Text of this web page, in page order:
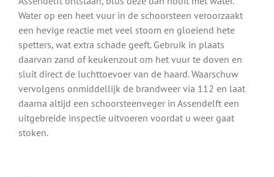
Water op een heet vuur in de schoorsteen veroorzaakt
een hevige reactie met veel stoom en gloeiend hete
spetters, wat extra schade geeft. Gebruik in plaats
daarvan zand of keukenzout om het vuur te doven en
sluit direct de luchttoevoer van de haard. Waarschuw
vervolgens onmiddellijk de brandweer via 112 en laat
daarna altijd een schoorsteenveger in Assendelft een
uitgebreide inspectie uitvoeren voordat u weer gaat
stoken.